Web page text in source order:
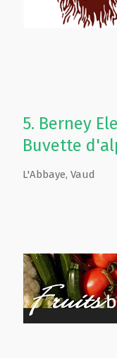
5. Berney
Buvette
L'Abbaye, Vaud